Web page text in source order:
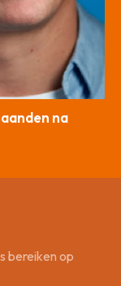
na
bereiken op